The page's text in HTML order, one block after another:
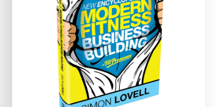
Projetos 1-para-1
Encontre um designer
Veja inspirações
99designs Studio